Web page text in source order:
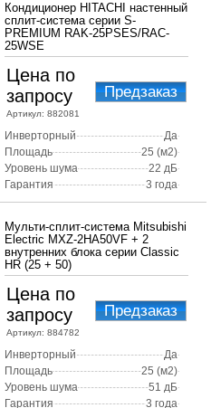
Кондиционер HITACHI настенный
сплит-система серии S-
PREMIUM RAK-25PSES/RAC-
25WSE
Цена по
запросу
Артикул: 882081
Предзаказ
Инверторный
Да
Площадь
25 (м2)
Уровень шума
22 дБ
Гарантия
3 года
Мульти-сплит-система Mitsubishi
Electric MXZ-2HA50VF + 2
внутренних блока серии Classic
HR (25 + 50)
Цена по
запросу
Артикул: 884782
Предзаказ
Инверторный
Да
Площадь
25 (м2)
Уровень шума
51 дБ
Гарантия
3 года